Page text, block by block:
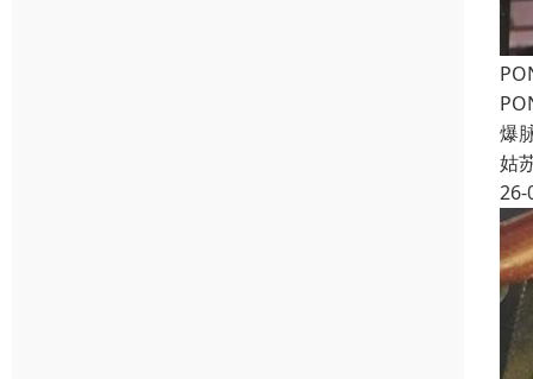
爆
姑
26-